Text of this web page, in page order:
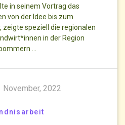
in seinem Vortrag das
von der Idee bis zum
zeigte speziell die regionalen
in der Region
…
November, 2022